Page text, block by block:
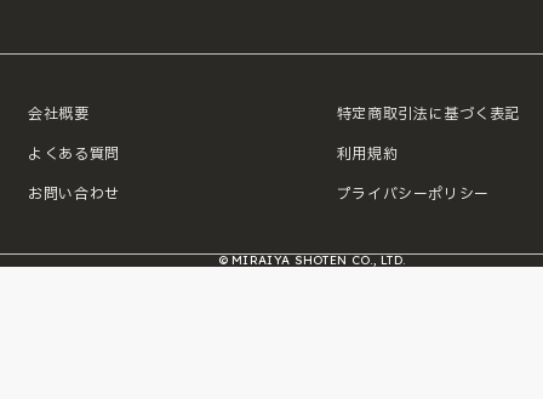
会社概要
よくある質問
お問い合わせ
特定商取引法に基づく表記
利用規約
プライバシーポリシー
© MIRAIYA SHOTEN CO., LTD.